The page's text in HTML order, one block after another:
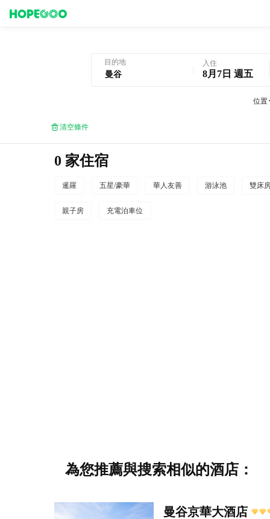
目的地 入住
8月7日 週五
位置
清空條件
0 家住宿
暹羅 五星/豪華 華人友善 游泳池 雙床
親子房 充電泊車位
為您推薦與搜索相似的酒店：
曼谷京華大酒店